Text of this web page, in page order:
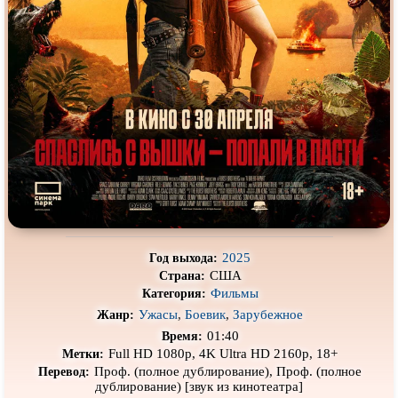
Про деревню Про динозавров
Про драконов Про животных
Про зомби Про инопланетян
Про корабли и подводные
лодки
Про космос
Про любовь Про маньяков и серийных
Про мафию
Про оборотней
Про пиратов Про подростков
Про самолёты
Про снайперов
Про танки
Про танцы Про тюрьму
Год выхода: 2025
Страна: США
Категория: Фильмы
Жанр: Ужасы, Боевик, Зарубежное
Время: 01:40
Метки: Full HD 1080p, 4K Ultra HD 2160p, 18+
Перевод: Проф. (полное дублирование), Проф. (полное
дублирование) [звук из кинотеатра]